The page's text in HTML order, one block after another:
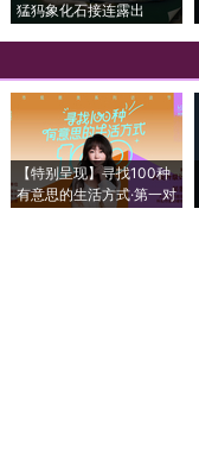
猛犸象化石接连露出
【特别呈现】寻找100种
有意思的生活方式·第一对